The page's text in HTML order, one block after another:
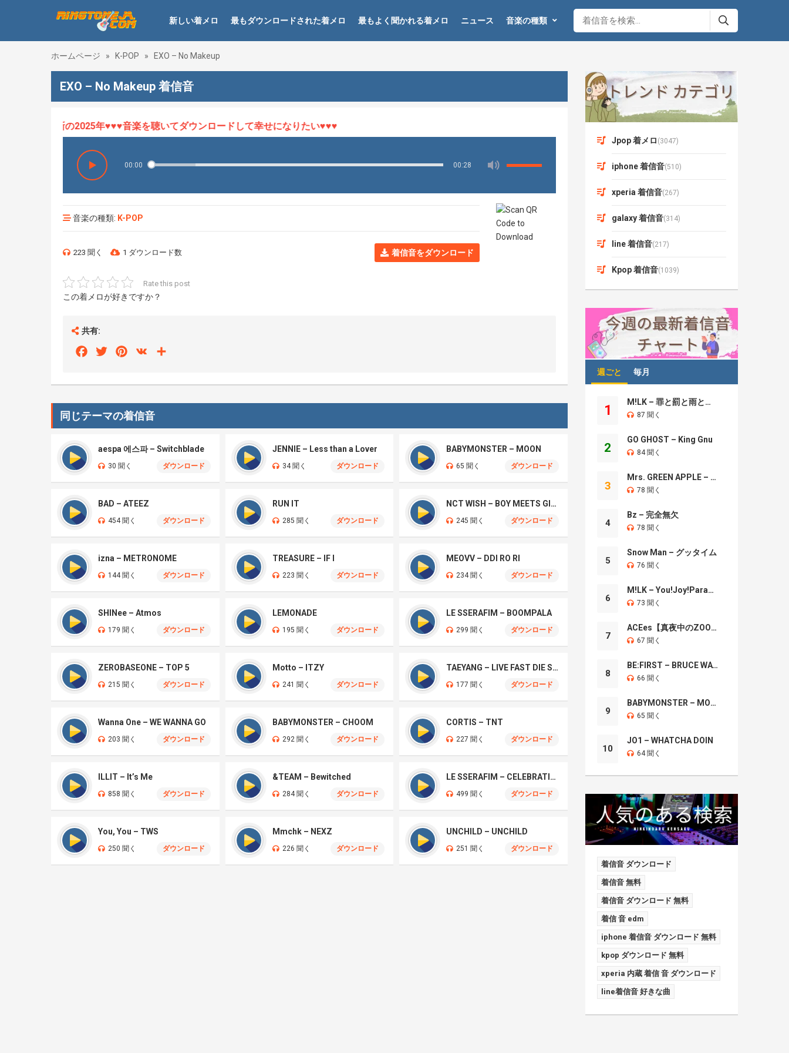
新しい着メロ 最もダウンロードされた着メロ 最もよく聞かれる着メロ ニュース 音楽の種類
ホームページ » K-POP » EXO – No Makeup
EXO – No Makeup 着信音
HOT、最新の2025年♥♥♥音楽を聴いてダウンロードして幸せになりたい♥♥♥
00:00 00:28
音楽の種類: K-POP
223 聞く 1 ダウンロード数 着信音をダウンロード
Rate this post
この着メロが好きですか？
共有:
FacebookTwitterPinterest
VK
同じテーマの着信音
aespa 에스파 – Switchblade
30 聞く ダウンロード
JENNIE – Less than a Lover
34 聞く ダウンロード
BABYMONSTER – MOON
65 聞く ダウンロード
BAD – ATEEZ
454 聞く ダウンロード
RUN IT
285 聞く ダウンロード
NCT WISH – BOY MEETS GIRL
245 聞く ダウンロード
izna – METRONOME
144 聞く ダウンロード
TREASURE – IF I
223 聞く ダウンロード
MEOVV – DDI RO RI
234 聞く ダウンロード
SHINee – Atmos
179 聞く ダウンロード
LEMONADE
195 聞く ダウンロード
LE SSERAFIM – BOOMPALA
299 聞く ダウンロード
ZEROBASEONE – TOP 5
215 聞く ダウンロード
Motto – ITZY
241 聞く ダウンロード
TAEYANG – LIVE FAST DIE SLOW
177 聞く ダウンロード
Wanna One – WE WANNA GO
203 聞く ダウンロード
BABYMONSTER – CHOOM
292 聞く ダウンロード
CORTIS – TNT
227 聞く ダウンロード
ILLIT – It’s Me
858 聞く ダウンロード
&TEAM – Bewitched
284 聞く ダウンロード
LE SSERAFIM – CELEBRATION
499 聞く ダウンロード
You, You – TWS
250 聞く ダウンロード
Mmchk – NEXZ
226 聞く ダウンロード
UNCHILD – UNCHILD
251 聞く ダウンロード
Jpop 着メロ (3047)
iphone 着信音(510)
xperia 着信音(267)
galaxy 着信音(314)
line 着信音(217)
Kpop 着信音(1039)
週ごと 毎月
1
M!LK – 罪と罰と雨とキス
87 聞く
2
GO GHOST – King Gnu
84 聞く
3
Mrs. GREEN APPLE – Brand New
78 聞く
4
Bz – 完全無欠
78 聞く
5
Snow Man – グッタイム
76 聞く
6
M!LK – You!Joy!Parade!
73 聞く
7
ACEes【真夜中のZOO】
67 聞く
8
BE:FIRST – BRUCE WAYNE
66 聞く
9
BABYMONSTER – MOON
65 聞く
10
JO1 – WHATCHA DOIN
64 聞く
着信音 ダウンロード
着信音 無料
着信音 ダウンロード 無料
着信 音 edm
iphone 着信音 ダウンロード 無料
kpop ダウンロード 無料
xperia 内蔵 着信 音 ダウンロード
line着信音 好きな曲